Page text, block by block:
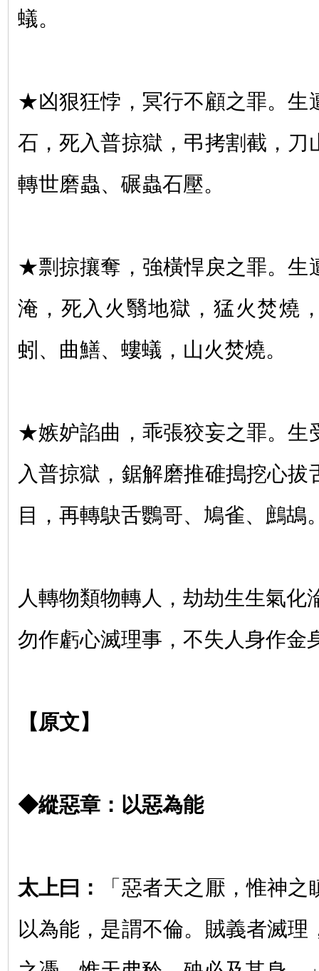
蟻。
★凶狠狂悖，冥行不顧之罪。生
石，死入普掠獄，弔拷割截，刀
轉世磨蟲、碾蟲石壓。
★剽掠攘奪，強橫悍戾之罪。生
淹，死入火翳地獄，猛火焚燒
蚓、曲鱔、螻蟻，山火焚燒。
★嫉妒諂曲，乖張狡妄之罪。生
入普掠獄，鋸解磨推碓搗挖心拔
目，再轉鴃舌鸚哥、鳩雀、鷓鴣
人轉物類物轉人，劫劫生生氣化
勿作虧心滅理事，不失人身作金
【原文】
◆縱惡章： 以惡為能
太上曰：
「惡者天之厭，惟神
以為能，是謂不倫。賊義者滅理